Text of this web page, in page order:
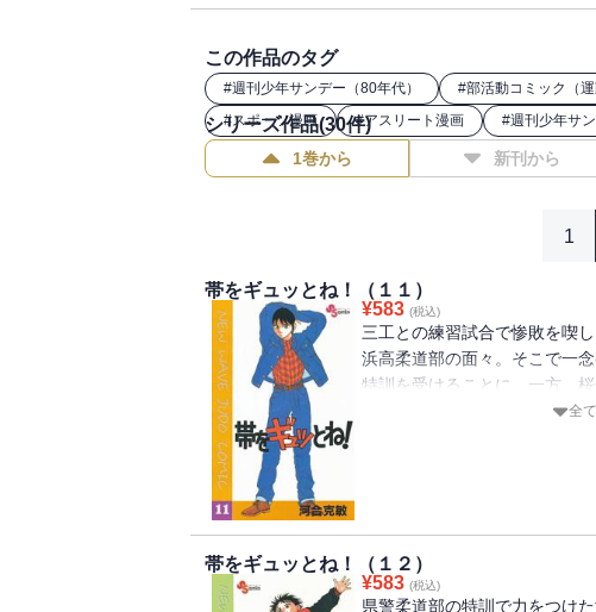
この作品のタグ
#週刊少年サンデー（80年代） #部活動コミック（運
#スポーツ漫画 #アスリート漫画 #週刊少年サ
シリーズ作品(30件)
1巻から 新刊から
1
帯をギュッとね！（１１）
¥583 (税込)
三工との練習試合で惨敗を喫
浜高柔道部の面々。そこで一
特訓を受けることに。一方、
相手として、柔道に本格的に
全
帯をギュッとね！（１２）
¥583 (税込)
県警柔道部の特訓で力をつけ